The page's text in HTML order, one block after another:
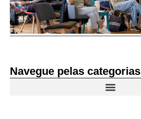
Navegue pelas categorias